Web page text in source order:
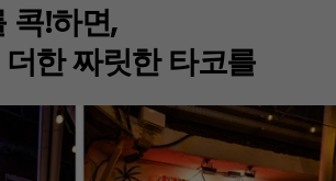
콕!하면,
한 짜릿한 타코를